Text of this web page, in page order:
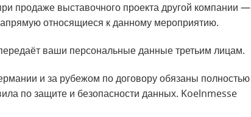
продаже выставочного проекта другой компании —
относящиеся к данному мероприятию.
ваши персональные данные третьим лицам.
и за рубежом по договору обязаны полностью
по защите и безопасности данных. Koelnmesse